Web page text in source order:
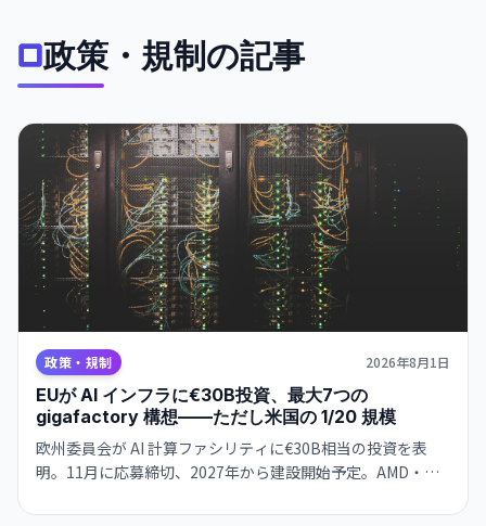
政策・規制の記事
政策・規制 2026年8月1日
EUが AI インフラに€30B投資、最大7つの
gigafactory 構想——ただし米国の 1/20 規模
欧州委員会が AI 計算ファシリティに€30B相当の投資を表
明。11月に応募締切、2027年から建設開始予定。AMD・